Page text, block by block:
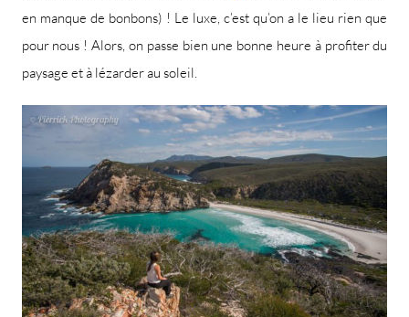
en manque de bonbons) ! Le luxe, c’est qu’on a le lieu rien que
pour nous ! Alors, on passe bien une bonne heure à profiter du
paysage et à lézarder au soleil.